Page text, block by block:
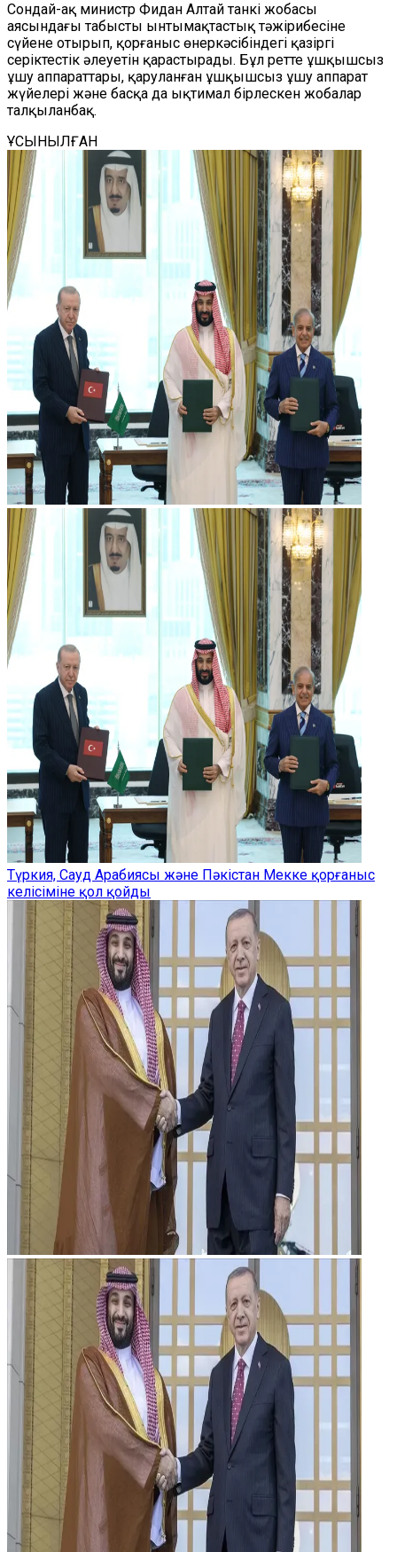
Сондай-ақ министр Фидан Алтай танкі жобасы
аясындағы табысты ынтымақтастық тәжірибесіне
сүйене отырып, қорғаныс өнеркәсібіндегі қазіргі
серіктестік әлеуетін қарастырады. Бұл ретте ұшқышсыз
ұшу аппараттары, қаруланған ұшқышсыз ұшу аппарат
жүйелері және басқа да ықтимал бірлескен жобалар
талқыланбақ.
ҰСЫНЫЛҒАН
Түркия, Сауд Арабиясы және Пәкістан Мекке қорғаныс
келісіміне қол қойды